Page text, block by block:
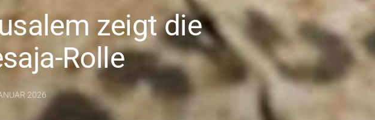
zeigt die
Rolle
2026